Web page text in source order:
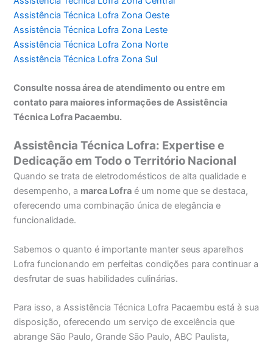
Assistência Técnica Lofra Zona Oeste
Assistência Técnica Lofra Zona Leste
Assistência Técnica Lofra Zona Norte
Assistência Técnica Lofra Zona Sul
Consulte nossa área de atendimento ou entre em
contato para maiores informações de Assistência
Técnica Lofra Pacaembu.
Assistência Técnica Lofra: Expertise e
Dedicação em Todo o Território Nacional
Quando se trata de eletrodomésticos de alta qualidade e
desempenho, a marca Lofra é um nome que se destaca,
oferecendo uma combinação única de elegância e
funcionalidade.
Sabemos o quanto é importante manter seus aparelhos
Lofra funcionando em perfeitas condições para continuar a
desfrutar de suas habilidades culinárias.
Para isso, a Assistência Técnica Lofra Pacaembu está à sua
disposição, oferecendo um serviço de excelência que
abrange São Paulo, Grande São Paulo, ABC Paulista,